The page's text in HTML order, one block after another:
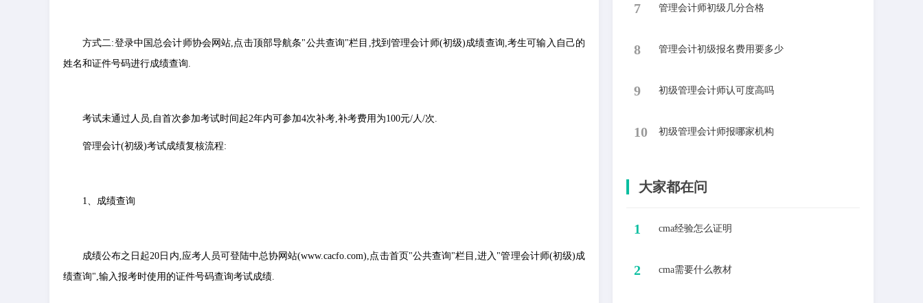
方式二:登录中国总会计师协会网站,点击顶部导航条"公共查询"栏目,找到管理会计师(初级)成绩查询,考生可输入自己的
姓名和证件号码进行成绩查询.
考试未通过人员,自首次参加考试时间起2年内可参加4次补考,补考费用为100元/人/次.
管理会计(初级)考试成绩复核流程:
1、成绩查询
成绩公布之日起20日内,应考人员可登陆中总协网站(www.cacfo.com),点击首页"公共查询"栏目,进入"管理会计师(初级)成
绩查询",输入报考时使用的证件号码查询考试成绩.
7 ​管理会计师初级几分合格
8 管理会计初级报名费用要多少
9 初级管理会计师认可度高吗
10 ​初级管理会计师报哪家机构
大家都在问
1 cma经验怎么证明
2 cma需要什么教材